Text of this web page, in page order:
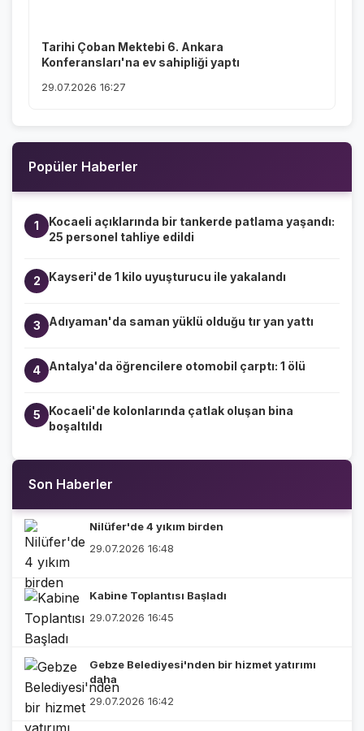
Tarihi Çoban Mektebi 6. Ankara
Konferansları'na ev sahipliği yaptı
29.07.2026 16:27
Popüler Haberler
1
Kocaeli açıklarında bir tankerde patlama yaşandı:
25 personel tahliye edildi
2 Kayseri'de 1 kilo uyuşturucu ile yakalandı
3 Adıyaman'da saman yüklü olduğu tır yan yattı
4 Antalya'da öğrencilere otomobil çarptı: 1 ölü
5
Kocaeli'de kolonlarında çatlak oluşan bina
boşaltıldı
Son Haberler
Nilüfer'de 4 yıkım birden
29.07.2026 16:48
Kabine Toplantısı Başladı
29.07.2026 16:45
Gebze Belediyesi'nden bir hizmet yatırımı
daha
29.07.2026 16:42